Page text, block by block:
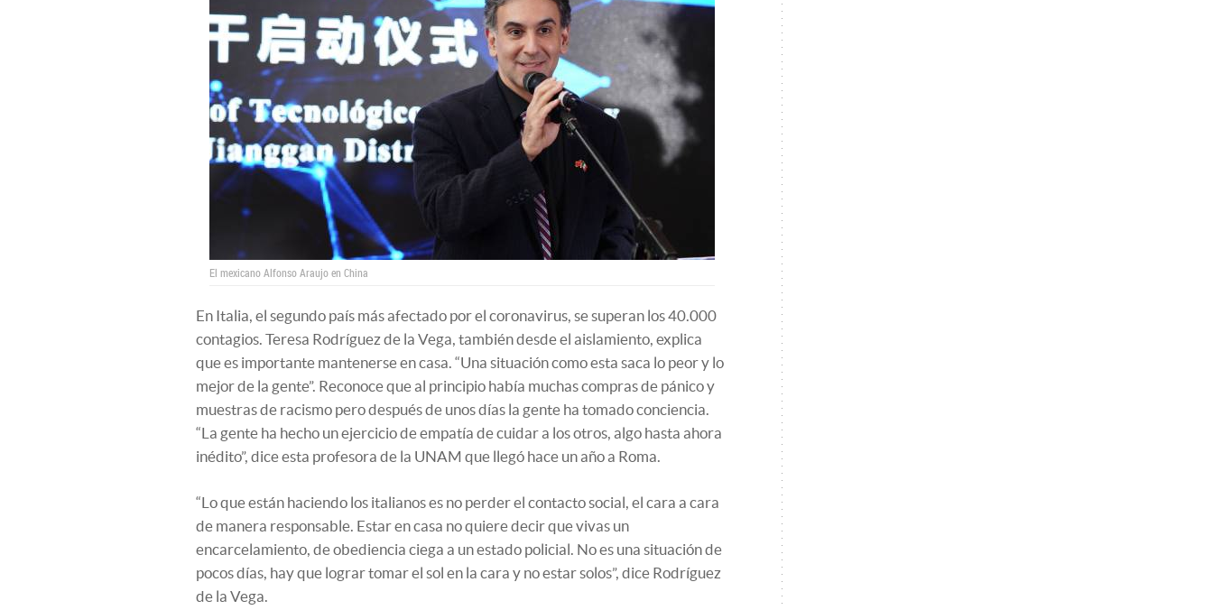
El mexicano Alfonso Araujo en China
En Italia, el segundo país más afectado por el coronavirus, se superan los 40.000
contagios. Teresa Rodríguez de la Vega, también desde el aislamiento, explica
que es importante mantenerse en casa. “Una situación como esta saca lo peor y lo
mejor de la gente”. Reconoce que al principio había muchas compras de pánico y
muestras de racismo pero después de unos días la gente ha tomado conciencia.
“La gente ha hecho un ejercicio de empatía de cuidar a los otros, algo hasta ahora
inédito”, dice esta profesora de la UNAM que llegó hace un año a Roma.
“Lo que están haciendo los italianos es no perder el contacto social, el cara a cara
de manera responsable. Estar en casa no quiere decir que vivas un
encarcelamiento, de obediencia ciega a un estado policial. No es una situación de
pocos días, hay que lograr tomar el sol en la cara y no estar solos”, dice Rodríguez
de la Vega.